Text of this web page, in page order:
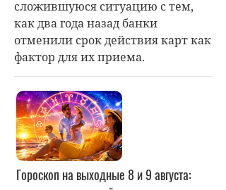
сложившуюся ситуацию с тем,
как два года назад банки
отменили срок действия карт как
фактор для их приема.